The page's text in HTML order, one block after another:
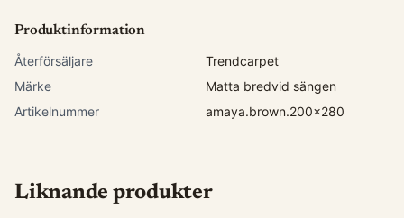
Produktinformation
Återförsäljare
Trendcarpet
Märke
Matta bredvid sängen
Artikelnummer
amaya.brown.200x280
Liknande produkter